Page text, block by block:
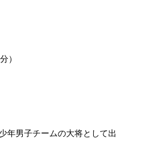
）
年男子チームの大将として出